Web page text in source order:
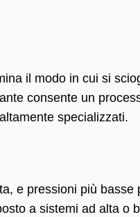
il modo in cui si
consente un
specializzati.
e pressioni più
a sistemi ad alta o